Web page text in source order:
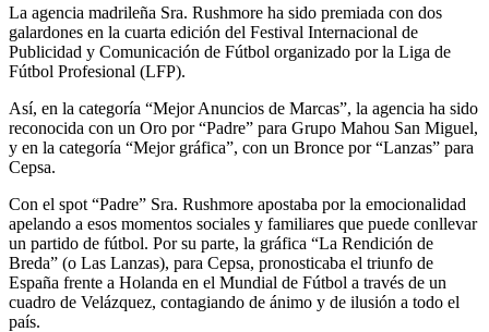
La agencia madrileña Sra. Rushmore ha sido premiada con dos
galardones en la cuarta edición del Festival Internacional de
Publicidad y Comunicación de Fútbol organizado por la Liga de
Fútbol Profesional (LFP).
Así, en la categoría “Mejor Anuncios de Marcas”, la agencia ha sido
reconocida con un Oro por “Padre” para Grupo Mahou San Miguel,
y en la categoría “Mejor gráfica”, con un Bronce por “Lanzas” para
Cepsa.
Con el spot “Padre” Sra. Rushmore apostaba por la emocionalidad
apelando a esos momentos sociales y familiares que puede conllevar
un partido de fútbol. Por su parte, la gráfica “La Rendición de
Breda” (o Las Lanzas), para Cepsa, pronosticaba el triunfo de
España frente a Holanda en el Mundial de Fútbol a través de un
cuadro de Velázquez, contagiando de ánimo y de ilusión a todo el
país.